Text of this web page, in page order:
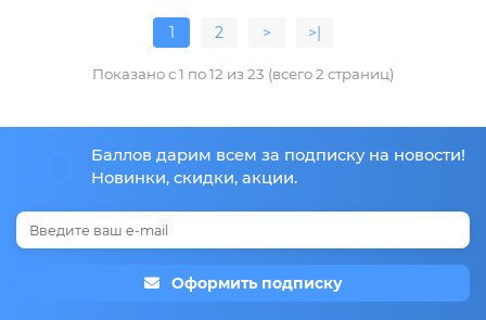
1 2 > >|
Показано с 1 по 12 из 23 (всего 2 страниц)
Баллов дарим всем за подписку на новости!
Новинки, скидки, акции.
Оформить подписку